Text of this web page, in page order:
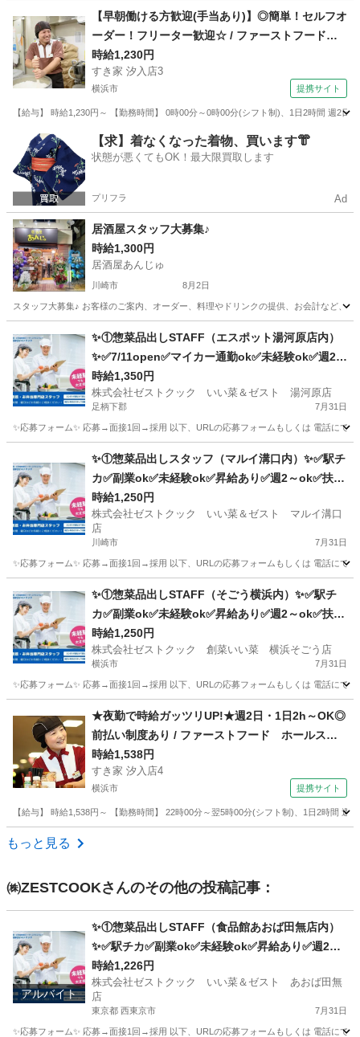
川和町駅 その他 スタッフ
【早朝働ける方歓迎(手当あり)】◎簡単！セルフオ
ーダー！フリーター歓迎☆ / ファーストフード
ホールスタッフ
時給1,230円
すき家 汐入店3
横浜市 提携サイト
【給与】 時給1,230円～ 【勤務時間】 0時00分～0時00分(シフト制)、1日2時間 週
神奈川 レストラン
【求】着なくなった着物、買います👘
状態が悪くてもOK！最大限買取します
プリフラ Ad
居酒屋スタッフ大募集♪
時給1,300円
居酒屋あんじゅ
川崎市 8月2日
スタッフ大募集♪ お客様のご案内、オーダー、料理やドリンクの提供、お会計など、
居酒屋 スタッフ
✨①惣菜品出しSTAFF（エスポット湯河原店内）
✨✅7/11open✅マイカー通勤ok✅未経験ok✅週2～
ok
時給1,350円
株式会社ゼストクック いい菜＆ゼスト 湯河原店
足柄下郡 7月31日
✨応募フォーム✨ 応募→面接1回→採用 以下、URLの応募フォームもしくは 電話にて
足柄下郡 キッチン スタッフ
✨①惣菜品出しスタッフ（マルイ溝口内）✨✅駅チ
カ✅副業ok✅未経験ok✅昇給あり✅週2～ok✅扶養
内ok
時給1,250円
株式会社ゼストクック いい菜＆ゼスト マルイ溝口
店
川崎市 7月31日
✨応募フォーム✨ 応募→面接1回→採用 以下、URLの応募フォームもしくは 電話にて
キッチン
✨①惣菜品出しSTAFF（そごう横浜内）✨✅駅チ
カ✅副業ok✅未経験ok✅昇給あり✅週2～ok✅扶養
内ok
時給1,250円
株式会社ゼストクック 創菜いい菜 横浜そごう店
横浜市 7月31日
✨応募フォーム✨ 応募→面接1回→採用 以下、URLの応募フォームもしくは 電話にて
キッチン そごう
★夜勤で時給ガッツリUP!★週2日・1日2h～OK◎
前払い制度あり / ファーストフード ホールスタ
ッフ
時給1,538円
すき家 汐入店4
横浜市 提携サイト
【給与】 時給1,538円～ 【勤務時間】 22時00分～翌5時00分(シフト制)、1日2時
神奈川 横浜市
もっと見る
㈱ZESTCOOKさんのその他の投稿記事：
アルバイト
✨①惣菜品出しSTAFF（食品館あおば田無店内）
✨✅駅チカ✅副業ok✅未経験ok✅昇給あり✅週2～
ok✅扶養内ok
時給1,226円
株式会社ゼストクック いい菜＆ゼスト あおば田無
店
東京都 西東京市 7月31日
✨応募フォーム✨ 応募→面接1回→採用 以下、URLの応募フォームもしくは 電話にて